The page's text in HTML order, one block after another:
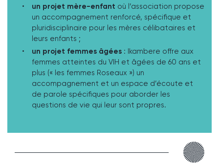
un projet mère-enfant où l’association propose
un accompagnement renforcé, spécifique et
pluridisciplinaire pour les mères célibataires et
leurs enfants ;
un projet femmes âgées : Ikambere offre aux
femmes atteintes du VIH et âgées de 60 ans et
plus (« les femmes Roseaux ») un
accompagnement et un espace d’écoute et
de parole spécifiques pour aborder les
questions de vie qui leur sont propres.